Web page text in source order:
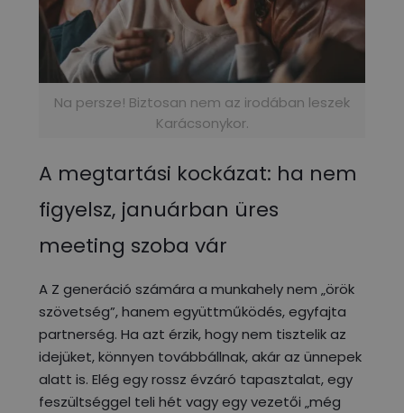
Na persze! Biztosan nem az irodában leszek
Karácsonykor.
A megtartási kockázat: ha nem
figyelsz, januárban üres
meeting szoba vár
A Z generáció számára a munkahely nem „örök
szövetség”, hanem együttműködés, egyfajta
partnerség. Ha azt érzik, hogy nem tisztelik az
idejüket, könnyen továbbállnak, akár az ünnepek
alatt is. Elég egy rossz évzáró tapasztalat, egy
feszültséggel teli hét vagy egy vezetői „még